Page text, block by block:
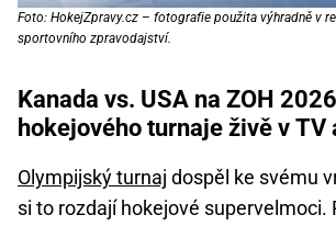
Foto: HokejZpravy.cz – fotografie použita výhradně v
sportovního zpravodajství.
Kanada vs. USA na ZOH
hokejového turnaje živě v TV
Olympijský turnaj dospěl ke svému
si to rozdají hokejové supervelmoci.